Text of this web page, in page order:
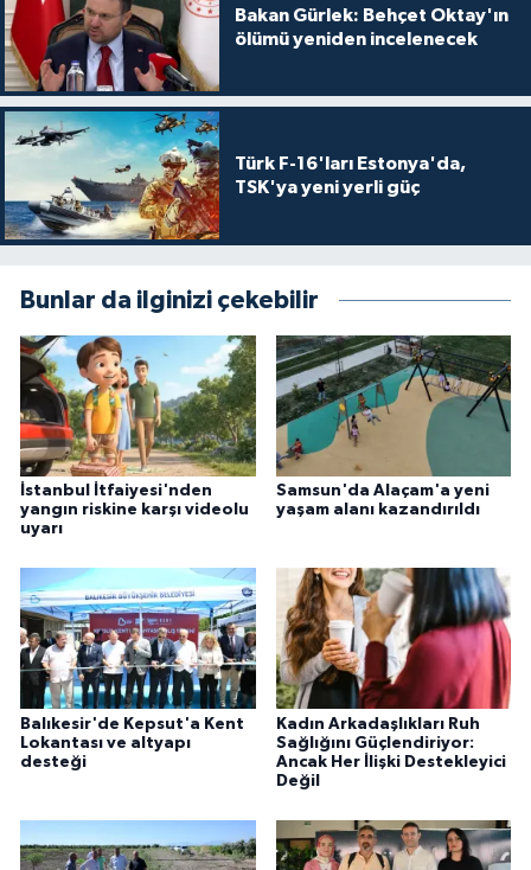
Bakan Gürlek: Behçet Oktay'ın
ölümü yeniden incelenecek
Türk F-16'ları Estonya'da,
TSK'ya yeni yerli güç
Bunlar da ilginizi çekebilir
İstanbul İtfaiyesi'nden
yangın riskine karşı videolu
uyarı
Samsun'da Alaçam'a yeni
yaşam alanı kazandırıldı
Balıkesir'de Kepsut'a Kent
Lokantası ve altyapı
desteği
Kadın Arkadaşlıkları Ruh
Sağlığını Güçlendiriyor:
Ancak Her İlişki Destekleyici
Değil